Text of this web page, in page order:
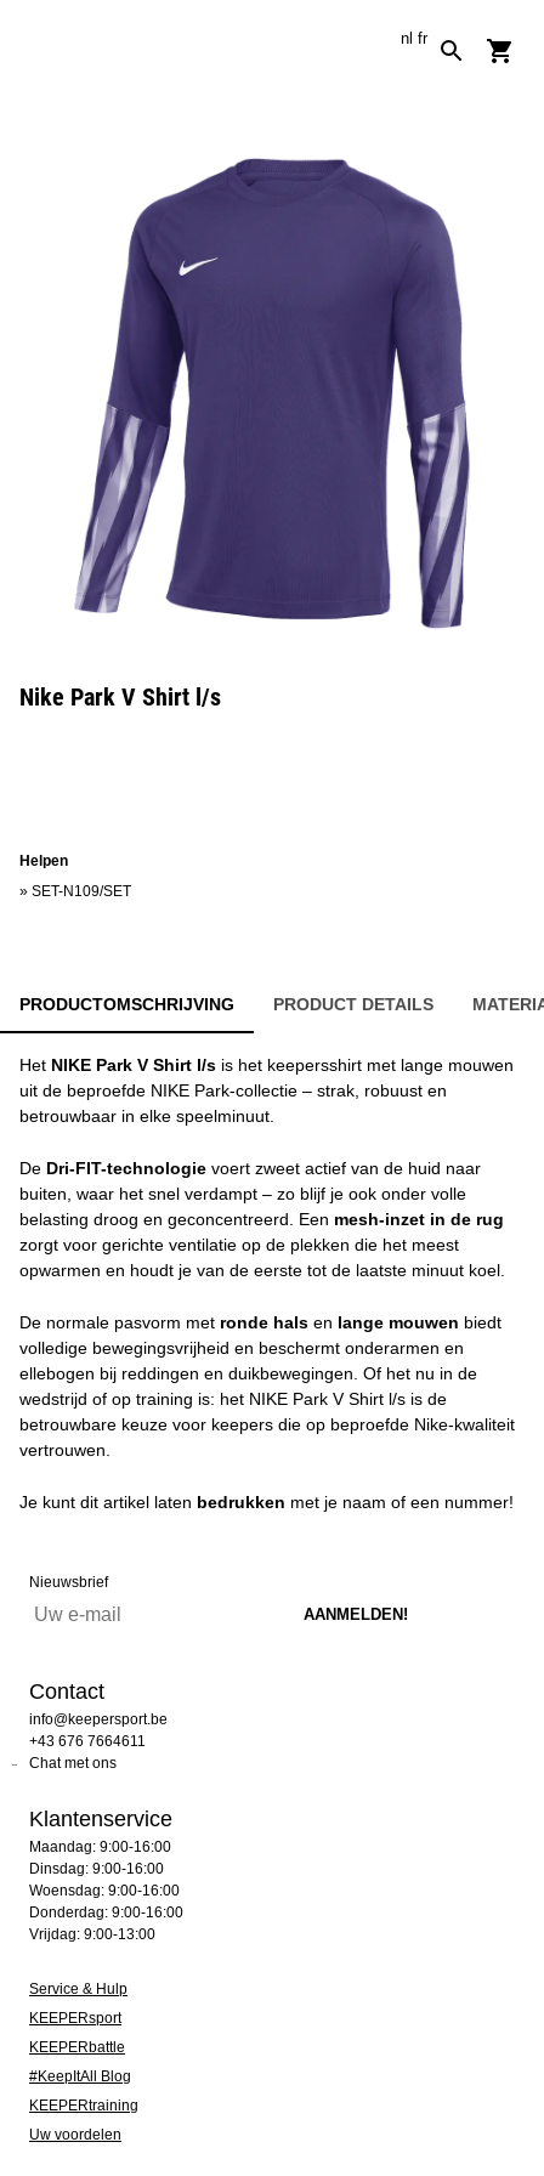
nl fr
Nike Park V Shirt l/s
Helpen
» SET-N109/SET
PRODUCTOMSCHRIJVING PRODUCT DETAILS
Het NIKE Park V Shirt l/s is het keepersshirt met lange mouwen
uit de beproefde NIKE Park-collectie – strak, robuust en
betrouwbaar in elke speelminuut.
De Dri-FIT-technologie voert zweet actief van de huid naar
buiten, waar het snel verdampt – zo blijf je ook onder volle
belasting droog en geconcentreerd. Een mesh-inzet in de rug
zorgt voor gerichte ventilatie op de plekken die het meest
opwarmen en houdt je van de eerste tot de laatste minuut koel.
De normale pasvorm met ronde hals en lange mouwen biedt
volledige bewegingsvrijheid en beschermt onderarmen en
ellebogen bij reddingen en duikbewegingen. Of het nu in de
wedstrijd of op training is: het NIKE Park V Shirt l/s is de
betrouwbare keuze voor keepers die op beproefde Nike-kwaliteit
vertrouwen.
Je kunt dit artikel laten bedrukken met je naam of een nummer!
Nieuwsbrief
Contact
info@keepersport.be
+43 676 7664611
Chat met ons
Klantenservice
Maandag: 9:00-16:00
Dinsdag: 9:00-16:00
Woensdag: 9:00-16:00
Donderdag: 9:00-16:00
Vrijdag: 9:00-13:00
Service & Hulp
KEEPERsport
KEEPERbattle
#KeepItAll Blog
KEEPERtraining
Uw voordelen